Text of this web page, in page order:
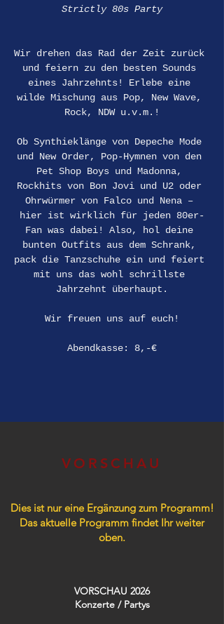
Strictly 80s Party
Wir drehen das Rad der Zeit zurück
und feiern zu den besten Sounds
eines Jahrzehnts! Erlebe eine
wilde Mischung aus Pop, New Wave,
Rock, NDW u.v.m.!
Ob Synthieklänge von Depeche Mode
und New Order, Pop-Hymnen von den
Pet Shop Boys und Madonna,
Rockhits von Bon Jovi und U2 oder
Ohrwürmer von Falco und Nena –
hier ist wirklich für jeden 80er-
Fan was dabei! Also, hol deine
bunten Outfits aus dem Schrank,
pack die Tanzschuhe ein und feiert
mit uns das wohl schrillste
Jahrzehnt überhaupt.
Wir freuen uns auf euch!
Abendkasse: 8,-€
VORSCHAU
Dies ist nur eine Ergänzung zum Programm!
Das aktuelle Programm findet Ihr weiter
oben.
VORSCHAU 2026
Konzerte / Partys​